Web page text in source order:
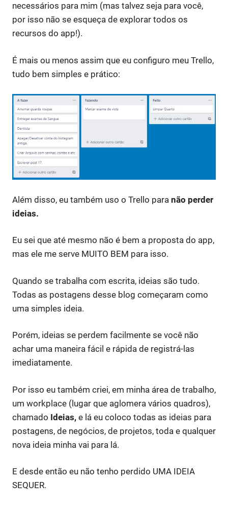
necessários para mim (mas talvez seja para você,
por isso não se esqueça de explorar todos os
recursos do app!).
É mais ou menos assim que eu configuro meu Trello,
tudo bem simples e prático:
Além disso, eu também uso o Trello para não perder
ideias.
Eu sei que até mesmo não é bem a proposta do app,
mas ele me serve MUITO BEM para isso.
Quando se trabalha com escrita, ideias são tudo.
Todas as postagens desse blog começaram como
uma simples ideia.
Porém, ideias se perdem facilmente se você não
achar uma maneira fácil e rápida de registrá-las
imediatamente.
Por isso eu também criei, em minha área de trabalho,
um workplace (lugar que aglomera vários quadros),
chamado Ideias, e lá eu coloco todas as ideias para
postagens, de negócios, de projetos, toda e qualquer
nova ideia minha vai para lá.
E desde então eu não tenho perdido UMA IDEIA
SEQUER.